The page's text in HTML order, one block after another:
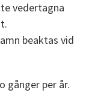
vedertagna
beaktas vid
gånger per år.